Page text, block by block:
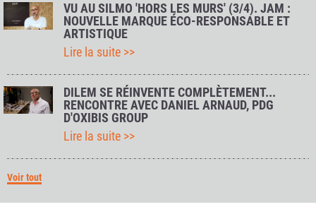
VU AU SILMO 'HORS LES MURS' (3/4). JAM :
NOUVELLE MARQUE ÉCO-RESPONSABLE ET
ARTISTIQUE
Lire la suite >>
DILEM SE RÉINVENTE COMPLÈTEMENT...
RENCONTRE AVEC DANIEL ARNAUD, PDG
D'OXIBIS GROUP
Lire la suite >>
Voir tout